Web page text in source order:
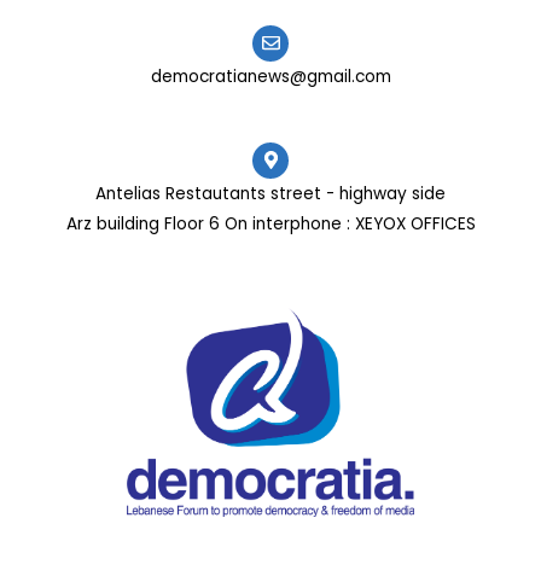
democratianews@gmail.com
Antelias Restautants street - highway side
Arz building Floor 6 On interphone : XEYOX OFFICES